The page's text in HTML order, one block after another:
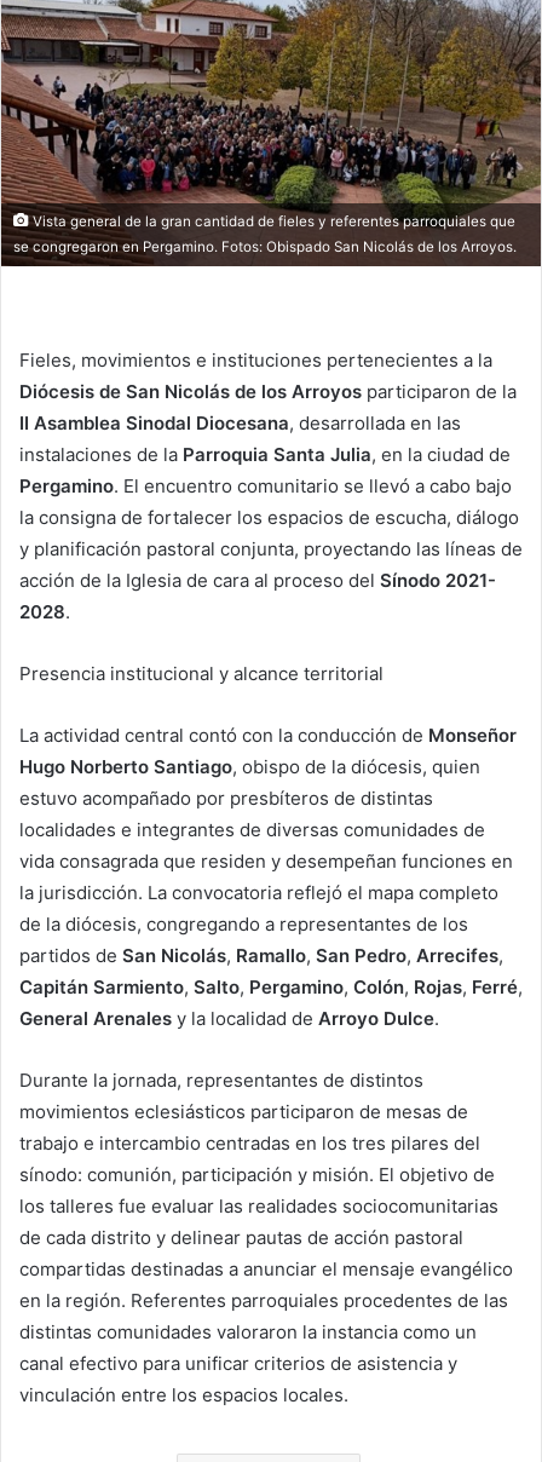
Vista general de la gran cantidad de fieles y referentes parroquiales que
se congregaron en Pergamino. Fotos: Obispado San Nicolás de los Arroyos.
Fieles, movimientos e instituciones pertenecientes a la
Diócesis de San Nicolás de los Arroyos participaron de la
II Asamblea Sinodal Diocesana, desarrollada en las
instalaciones de la Parroquia Santa Julia, en la ciudad de
Pergamino. El encuentro comunitario se llevó a cabo bajo
la consigna de fortalecer los espacios de escucha, diálogo
y planificación pastoral conjunta, proyectando las líneas de
acción de la Iglesia de cara al proceso del Sínodo 2021-
2028.
Presencia institucional y alcance territorial
La actividad central contó con la conducción de Monseñor
Hugo Norberto Santiago, obispo de la diócesis, quien
estuvo acompañado por presbíteros de distintas
localidades e integrantes de diversas comunidades de
vida consagrada que residen y desempeñan funciones en
la jurisdicción. La convocatoria reflejó el mapa completo
de la diócesis, congregando a representantes de los
partidos de San Nicolás, Ramallo, San Pedro, Arrecifes,
Capitán Sarmiento, Salto, Pergamino, Colón, Rojas, Ferré,
General Arenales y la localidad de Arroyo Dulce.
Durante la jornada, representantes de distintos
movimientos eclesiásticos participaron de mesas de
trabajo e intercambio centradas en los tres pilares del
sínodo: comunión, participación y misión. El objetivo de
los talleres fue evaluar las realidades sociocomunitarias
de cada distrito y delinear pautas de acción pastoral
compartidas destinadas a anunciar el mensaje evangélico
en la región. Referentes parroquiales procedentes de las
distintas comunidades valoraron la instancia como un
canal efectivo para unificar criterios de asistencia y
vinculación entre los espacios locales.